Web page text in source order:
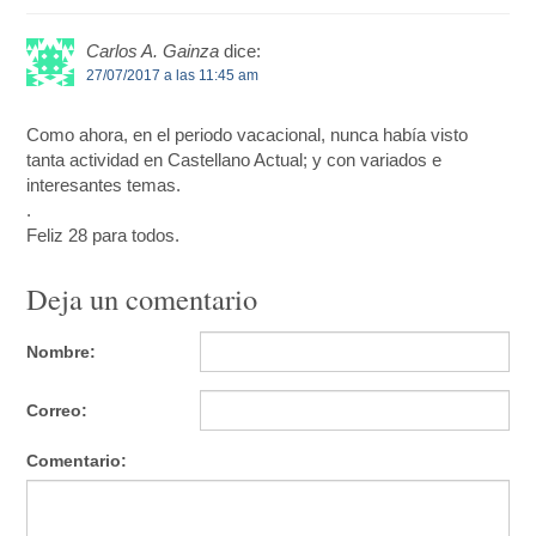
Carlos A. Gainza dice:
27/07/2017 a las 11:45 am
Como ahora, en el periodo vacacional, nunca había visto
tanta actividad en Castellano Actual; y con variados e
interesantes temas.
.
Feliz 28 para todos.
Deja un comentario
Nombre:
Correo:
Comentario: